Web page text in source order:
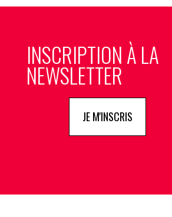
INSCRIPTION À LA
NEWSLETTER
JE M'INSCRIS